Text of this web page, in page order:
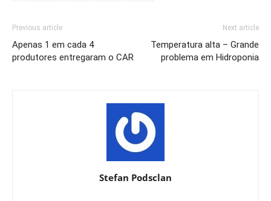
Previous article
Apenas 1 em cada 4
produtores entregaram o CAR
Next article
Temperatura alta – Grande
problema em Hidroponia
Stefan Podsclan